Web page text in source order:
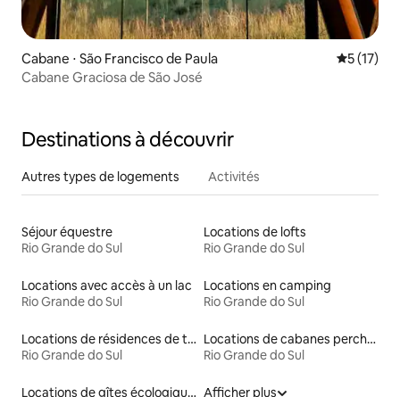
Cabane ⋅ São Francisco de Paula
5 (17)
Cabane Graciosa de São José
Destinations à découvrir
Autres types de logements Activités
Séjour équestre
Rio Grande do Sul
Locations de lofts
Rio Grande do Sul
Locations avec accès à un lac
Rio Grande do Sul
Locations en camping
Rio Grande do Sul
Locations de résidences de tourisme
Rio Grande do Sul
Locations de cabanes perchées
Rio Grande do Sul
Locations de gîtes écologiques Afficher plus